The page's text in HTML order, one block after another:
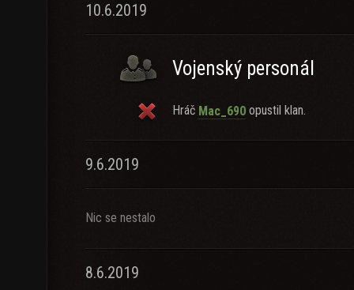
10.6.2019
Vojenský personál
Hráč Mac_690 opustil klan.
9.6.2019
Nic se nestalo
8.6.2019